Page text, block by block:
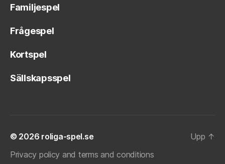
Familjespel
Frågespel
Kortspel
Sällskapsspel
© 2026 roliga-spel.se
Privacy policy and terms and conditions
Upp ↑